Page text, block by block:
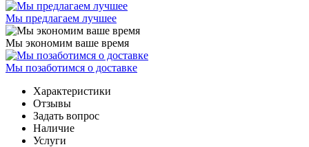
Мы предлагаем лучшее
Мы экономим ваше время
Мы позаботимся о доставке
Характеристики
Отзывы
Задать вопрос
Наличие
Услуги